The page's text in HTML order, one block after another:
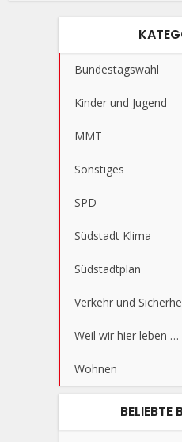
Bundestagswahl
Kinder und Jugend
MMT
Sonstiges
SPD
Südstadt Klima
Südstadtplan
Verkehr und
Weil wir hier leben …
Wohnen
BELIEBTE